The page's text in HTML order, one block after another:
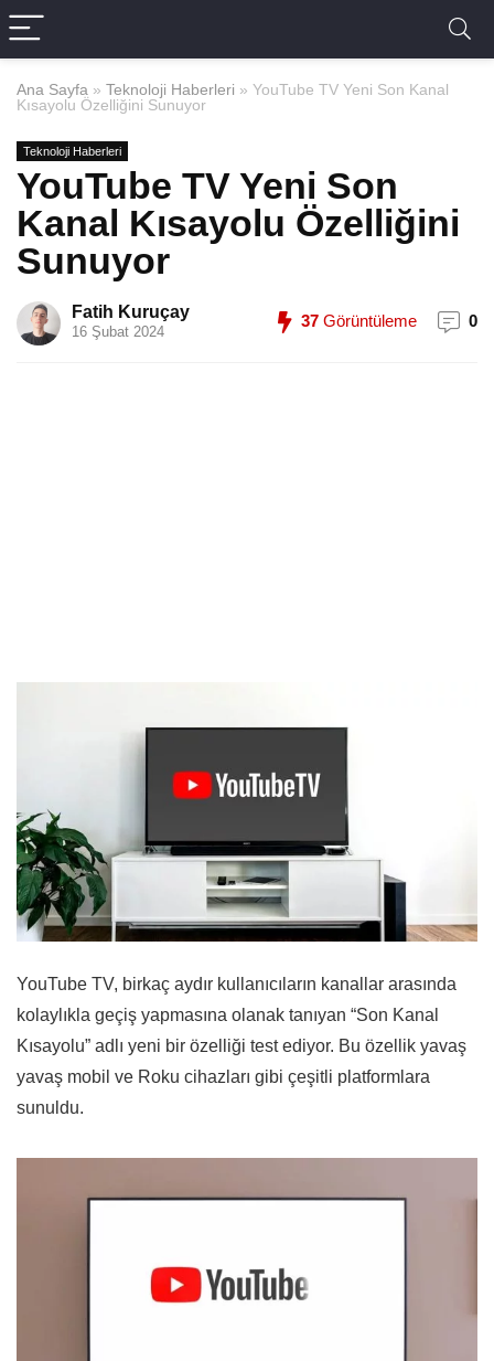
Ana Sayfa » Teknoloji Haberleri » YouTube TV Yeni Son Kanal
Kısayolu Özelliğini Sunuyor
Teknoloji Haberleri
YouTube TV Yeni Son
Kanal Kısayolu Özelliğini
Sunuyor
Fatih Kuruçay
16 Şubat 2024
37 Görüntüleme 0
YouTube TV, birkaç aydır kullanıcıların kanallar arasında
kolaylıkla geçiş yapmasına olanak tanıyan “Son Kanal
Kısayolu” adlı yeni bir özelliği test ediyor. Bu özellik yavaş
yavaş mobil ve Roku cihazları gibi çeşitli platformlara
sunuldu.